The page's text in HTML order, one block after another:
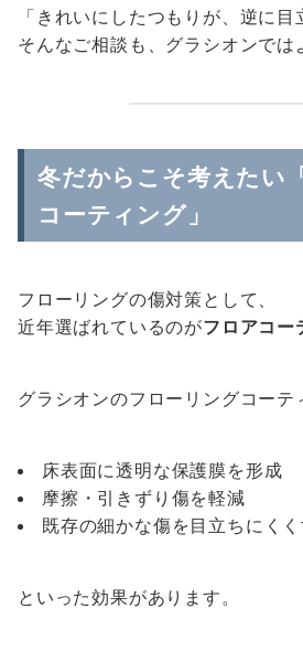
「きれいにしたつもりが、逆に目
そんなご相談も、グラシオンでは
冬だからこそ考えたい
コーティング」
フローリングの傷対策として、
近年選ばれているのがフロアコー
グラシオンのフローリングコーテ
床表面に透明な保護膜を形成
摩擦・引きずり傷を軽減
既存の細かな傷を目立ちにくく
といった効果があります。